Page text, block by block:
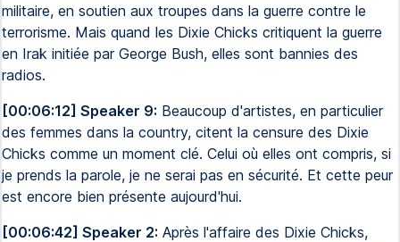
militaire, en soutien aux troupes dans la guerre contre le
terrorisme. Mais quand les Dixie Chicks critiquent la guerre
en Irak initiée par George Bush, elles sont bannies des
radios.
[00:06:12] Speaker 9: Beaucoup d'artistes, en particulier
des femmes dans la country, citent la censure des Dixie
Chicks comme un moment clé. Celui où elles ont compris, si
je prends la parole, je ne serai pas en sécurité. Et cette peur
est encore bien présente aujourd'hui.
[00:06:42] Speaker 2: Après l'affaire des Dixie Chicks,